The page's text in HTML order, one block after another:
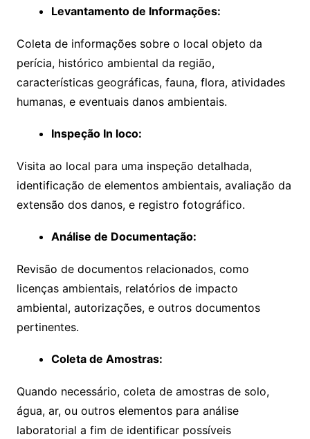
Levantamento de Informações:
Coleta de informações sobre o local objeto da
perícia, histórico ambiental da região,
características geográficas, fauna, flora, atividades
humanas, e eventuais danos ambientais.
Inspeção In loco:
Visita ao local para uma inspeção detalhada,
identificação de elementos ambientais, avaliação da
extensão dos danos, e registro fotográfico.
Análise de Documentação:
Revisão de documentos relacionados, como
licenças ambientais, relatórios de impacto
ambiental, autorizações, e outros documentos
pertinentes.
Coleta de Amostras:
Quando necessário, coleta de amostras de solo,
água, ar, ou outros elementos para análise
laboratorial a fim de identificar possíveis